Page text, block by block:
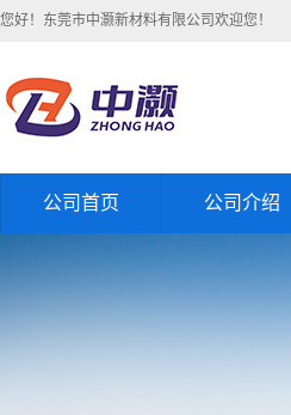
您好！东莞市中灏新材料有限公司欢迎您！
公司首页 公司介绍